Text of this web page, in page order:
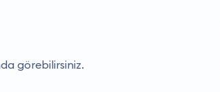
görebilirsiniz.